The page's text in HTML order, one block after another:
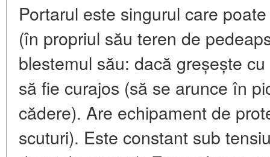
Portarul este singurul care
(în propriul său teren de
blestemul său: dacă greșește
să fie curajos (să se arunce în
cădere). Are echipament de
scuturi). Este constant sub